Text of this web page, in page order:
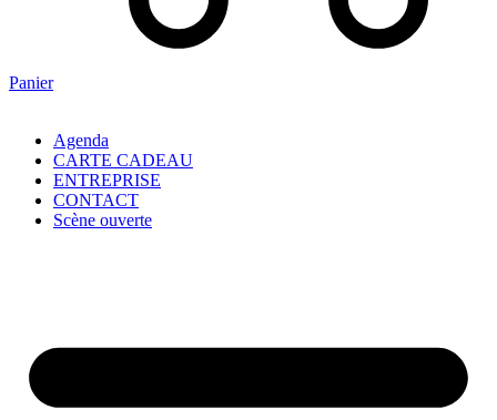
Panier
Agenda
CARTE CADEAU
ENTREPRISE
CONTACT
Scène ouverte